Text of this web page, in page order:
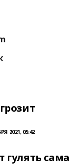
2021, 05:42
гулять сама